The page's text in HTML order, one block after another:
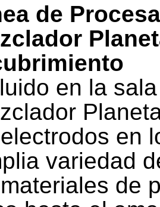
de
en la
en
variedad
de